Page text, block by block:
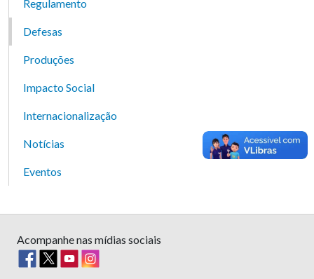
Regulamento
Defesas
Produções
Impacto Social
Internacionalização
Notícias
Eventos
Acompanhe nas mídias sociais